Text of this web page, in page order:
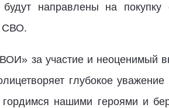
направлены на покупку
СВО.
за участие и неоценимый
глубокое
нашими героями и